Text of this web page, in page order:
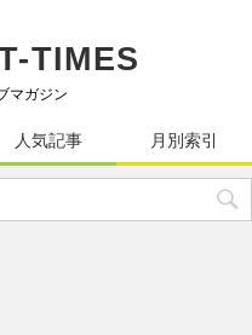
TIMES
マガジン
人気記事 月別索引